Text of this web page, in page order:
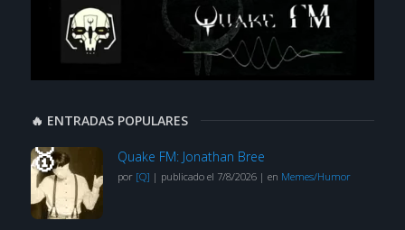
🔥 ENTRADAS POPULARES
Quake FM: Jonathan Bree
por [Q] | publicado el 7/8/2026| en Memes/Humor